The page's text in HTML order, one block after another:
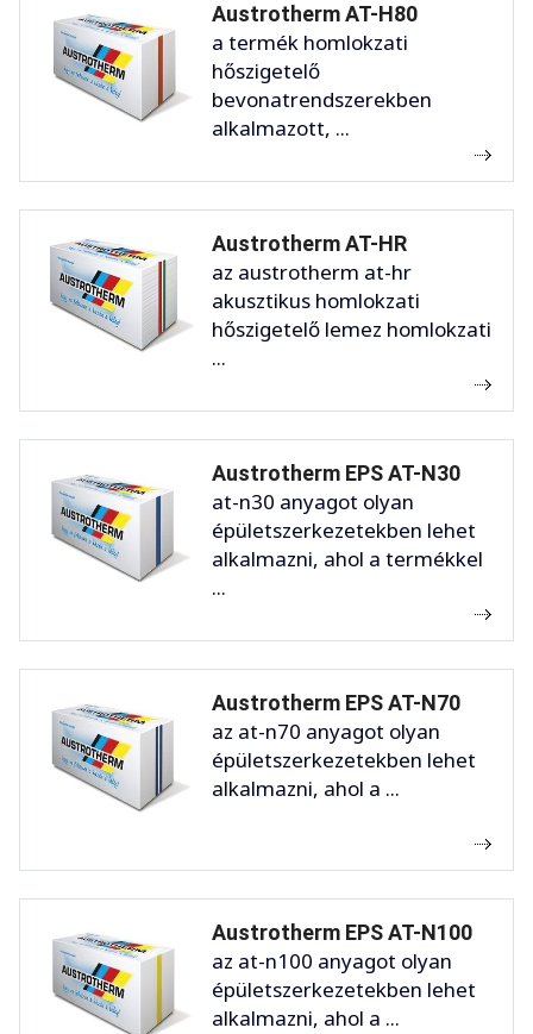
Austrotherm AT-H80
a termék homlokzati
hőszigetelő
bevonatrendszerekben
alkalmazott, ...
Austrotherm AT-HR
az austrotherm at-hr
akusztikus homlokzati
hőszigetelő lemez homlokzati
...
Austrotherm EPS AT-N30
at-n30 anyagot olyan
épületszerkezetekben lehet
alkalmazni, ahol a termékkel
...
Austrotherm EPS AT-N70
az at-n70 anyagot olyan
épületszerkezetekben lehet
alkalmazni, ahol a ...
Austrotherm EPS AT-N100
az at-n100 anyagot olyan
épületszerkezetekben lehet
alkalmazni, ahol a ...